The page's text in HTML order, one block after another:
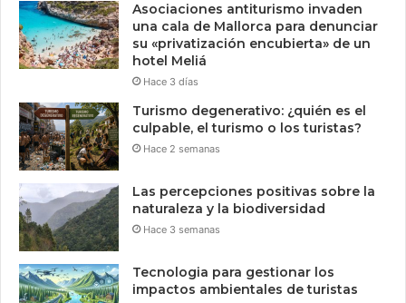
Asociaciones antiturismo invaden
una cala de Mallorca para denunciar
su «privatización encubierta» de un
hotel Meliá
Hace 3 días
Turismo degenerativo: ¿quién es el
culpable, el turismo o los turistas?
Hace 2 semanas
Las percepciones positivas sobre la
naturaleza y la biodiversidad
Hace 3 semanas
Tecnologia para gestionar los
impactos ambientales de turistas